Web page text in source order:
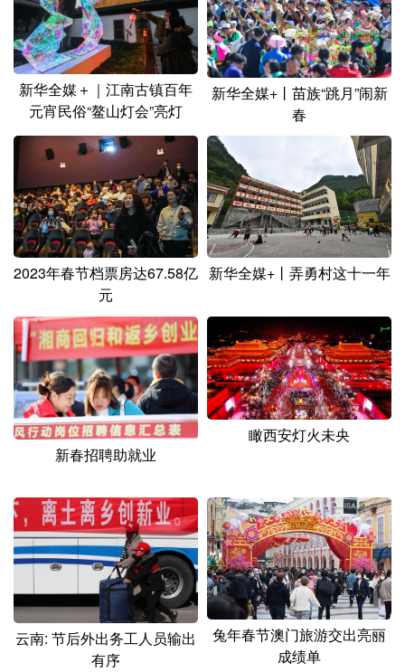
新疆 内蒙古 黑龙江
多语种频道
Русский язык 日本語 한국어
Deutsch Português
新华全媒＋｜江南古镇百年
元宵民俗“鳌山灯会”亮灯
新华全媒+丨苗族“跳月”闹新
春
2023年春节档票房达67.58亿
元
新华全媒+丨弄勇村这十一年
新春招聘助就业
瞰西安灯火未央
云南: 节后外出务工人员输出
有序
兔年春节澳门旅游交出亮丽
成绩单